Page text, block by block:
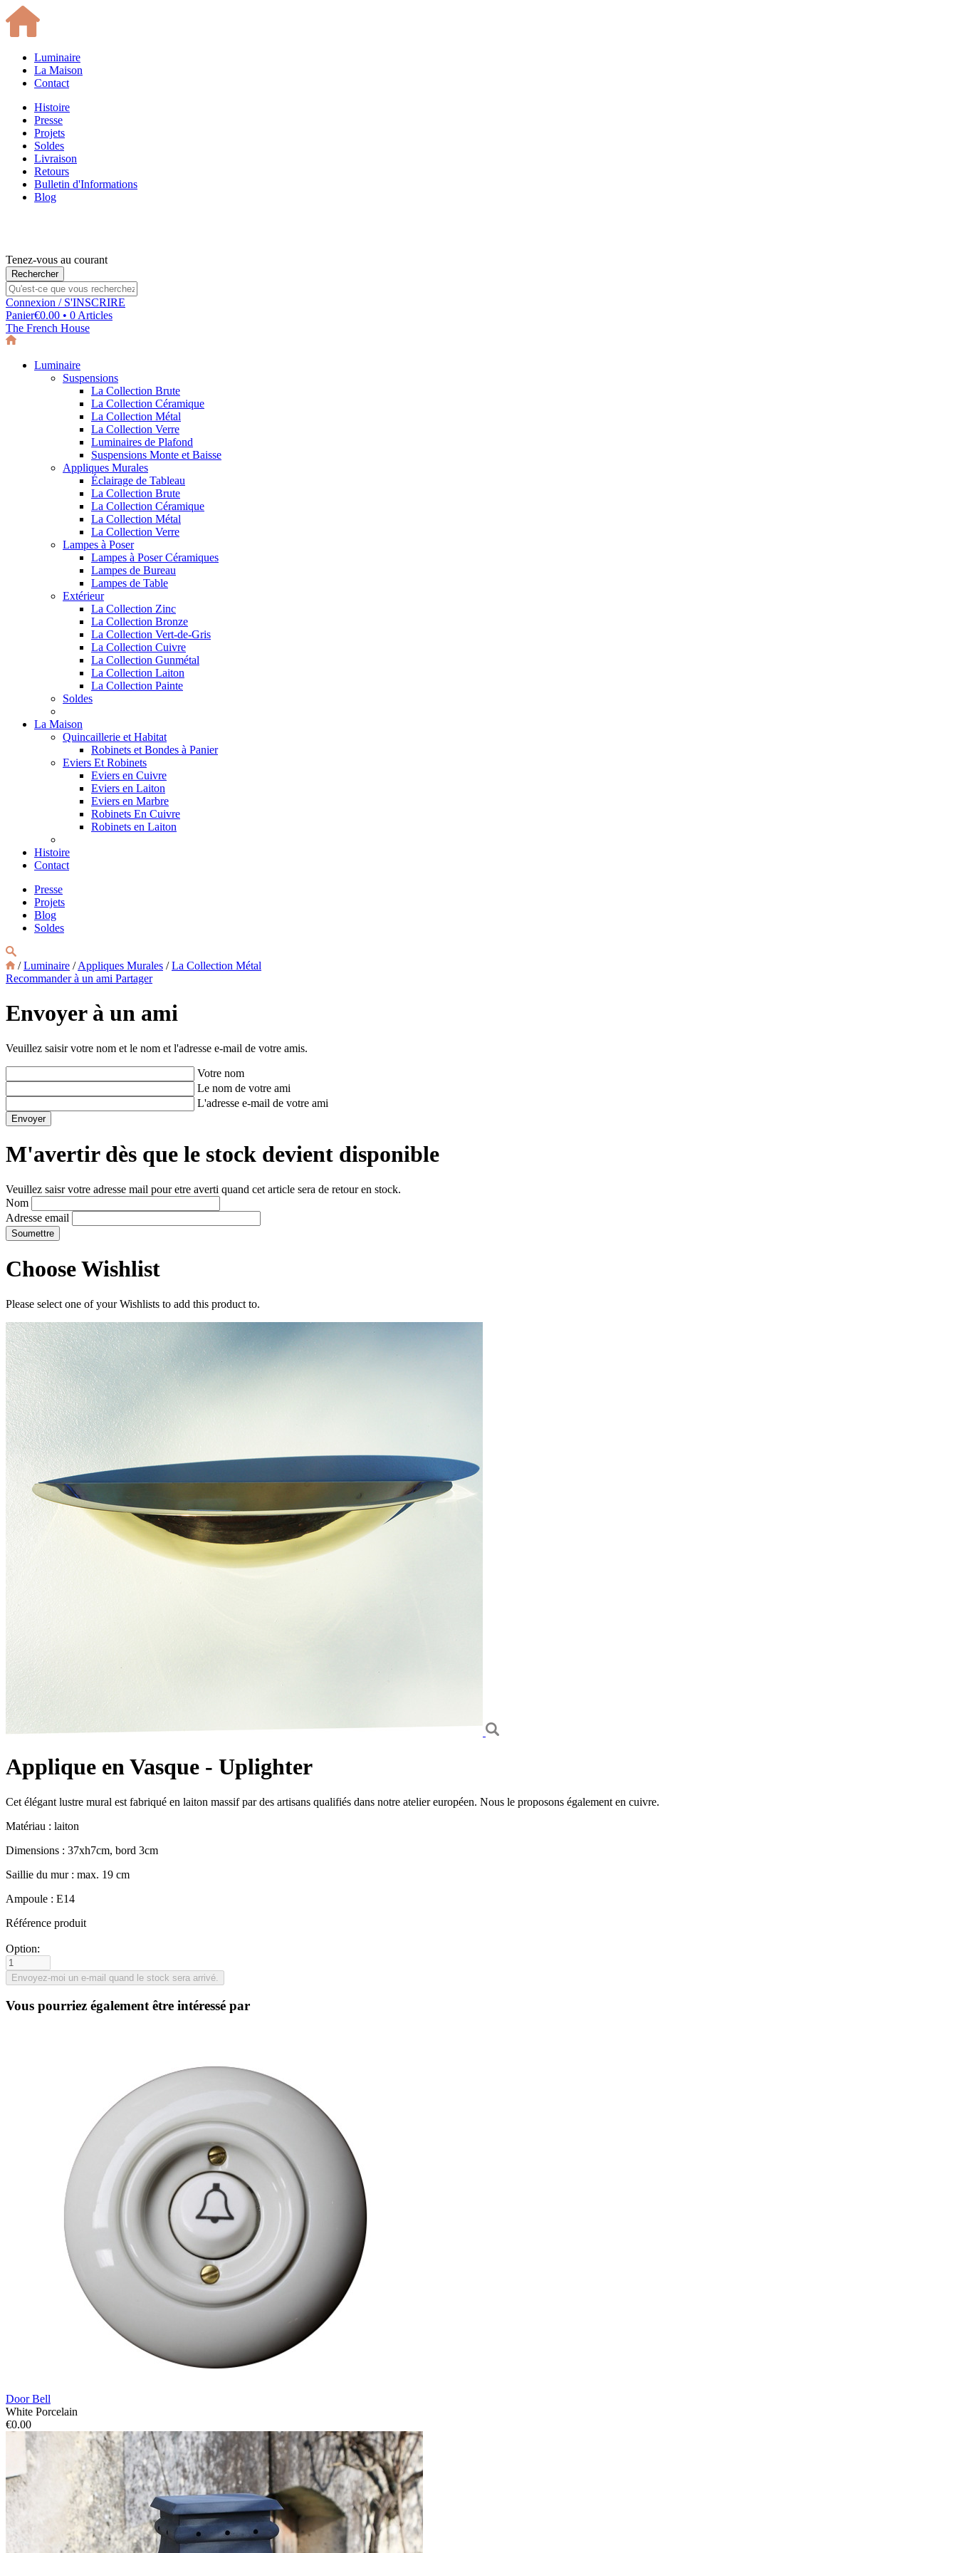
Luminaire
La Maison
Contact
Histoire
Presse
Projets
Soldes
Livraison
Retours
Bulletin d'Informations
Blog
Tenez-vous au courant
Connexion / S'INSCRIRE
Panier€0.00 • 0 Articles
The French House
Luminaire
Suspensions
La Collection Brute
La Collection Céramique
La Collection Métal
La Collection Verre
Luminaires de Plafond
Suspensions Monte et Baisse
Appliques Murales
Éclairage de Tableau
La Collection Brute
La Collection Céramique
La Collection Métal
La Collection Verre
Lampes à Poser
Lampes à Poser Céramiques
Lampes de Bureau
Lampes de Table
Extérieur
La Collection Zinc
La Collection Bronze
La Collection Vert-de-Gris
La Collection Cuivre
La Collection Gunmétal
La Collection Laiton
La Collection Painte
Soldes
La Maison
Quincaillerie et Habitat
Robinets et Bondes à Panier
Eviers Et Robinets
Eviers en Cuivre
Eviers en Laiton
Eviers en Marbre
Robinets En Cuivre
Robinets en Laiton
Histoire
Contact
Presse
Projets
Blog
Soldes
/Luminaire /Appliques Murales /La Collection Métal
Recommander à un ami Partager
Envoyer à un ami
Veuillez saisir votre nom et le nom et l'adresse e-mail de votre amis.
Votre nom
Le nom de votre ami
L'adresse e-mail de votre ami
M'avertir dès que le stock devient disponible
Veuillez saisr votre adresse mail pour etre averti quand cet article sera de retour en stock.
Nom
Adresse email
Choose Wishlist
Please select one of your Wishlists to add this product to.
Applique en Vasque - Uplighter
Cet élégant lustre mural est fabriqué en laiton massif par des artisans qualifiés dans notre atelier européen. Nous le proposons également en cuivre.
Matériau : laiton
Dimensions : 37xh7cm, bord 3cm
Saillie du mur : max. 19 cm
Ampoule : E14
Référence produit
Option:
Vous pourriez également être intéressé par
Door Bell
White Porcelain
€0.00